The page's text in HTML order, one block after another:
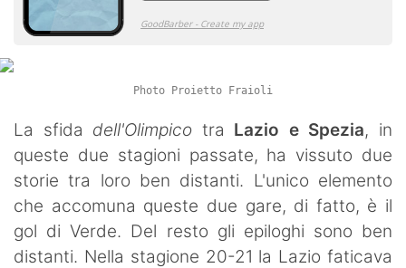
Photo Proietto Fraioli
La sfida dell'Olimpico tra Lazio e Spezia, in
queste due stagioni passate, ha vissuto due
storie tra loro ben distanti. L'unico elemento
che accomuna queste due gare, di fatto, è il
gol di Verde. Del resto gli epiloghi sono ben
distanti. Nella stagione 20-21 la Lazio faticava